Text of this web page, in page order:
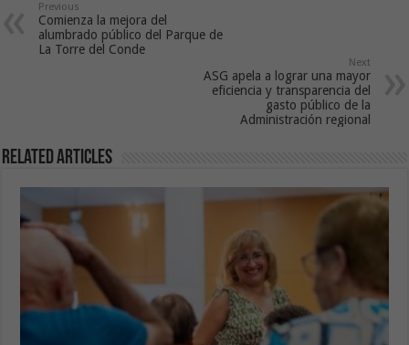
Previous
Comienza la mejora del
alumbrado público del Parque de
La Torre del Conde
Next
ASG apela a lograr una mayor
eficiencia y transparencia del
gasto público de la
Administración regional
Related Articles